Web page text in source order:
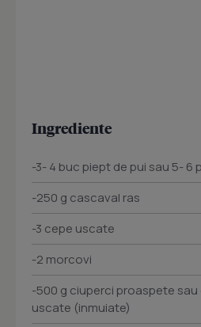
Ingrediente
-3- 4 buc piept de pui sau 5- 6
-250 g cascaval ras
-3 cepe uscate
-2 morcovi
-500 g ciuperci proaspete
uscate (inmuiate)